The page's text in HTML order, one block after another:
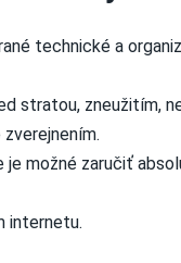
technické a
stratou, zneužitím,
je možné zaručiť
internetu.